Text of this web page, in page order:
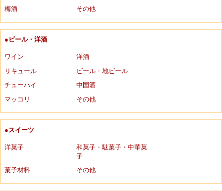
梅酒
その他
●ビール・洋酒
ワイン
洋酒
リキュール
ビール・地ビール
チューハイ
中国酒
マッコリ
その他
●スイーツ
洋菓子
和菓子・駄菓子・中華菓
子
菓子材料
その他